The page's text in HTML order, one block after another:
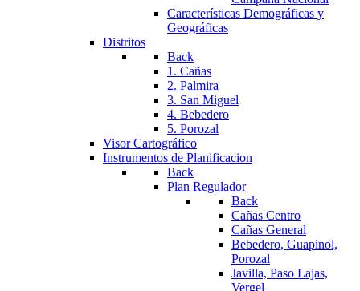
Características Demográficas y
Geográficas
Distritos
Back
1. Cañas
2. Palmira
3. San Miguel
4. Bebedero
5. Porozal
Visor Cartográfico
Instrumentos de Planificacion
Back
Plan Regulador
Back
Cañas Centro
Cañas General
Bebedero, Guapinol,
Porozal
Javilla, Paso Lajas,
Vergel